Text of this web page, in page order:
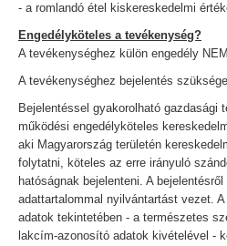
- a romlandó étel kiskereskedelmi
Engedélyköteles a tevékenység?
A tevékenységhez külön engedély
A tevékenységhez bejelentés
Bejelentéssel gyakorolható gazdasági
működési engedélyköteles
aki Magyarország területén
folytatni, köteles az erre irányuló
hatóságnak bejelenteni. A
adattartalommal nyilvántartást vezet.
adatok tekintetében - a természetes
lakcím-azonosító adatok kivételével -